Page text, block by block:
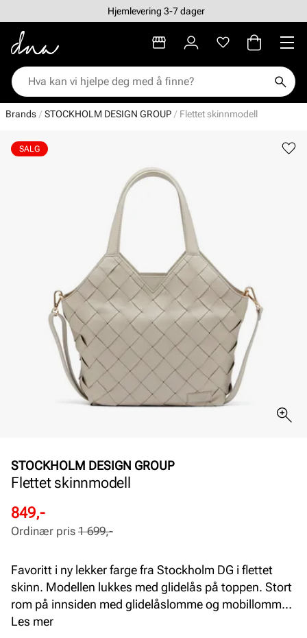
Hjemlevering 3-7 dager
Brands STOCKHOLM DESIGN GROUP Flettet skinnmodell
SALG
STOCKHOLM DESIGN GROUP
Flettet skinnmodell
Rabattert
pris
849,-
Ordinær
pris
Ordinær pris 1 699,-
Favoritt i ny lekker farge fra Stockholm DG i flettet
skinn. Modellen lukkes med glidelås på toppen. Stort
rom på innsiden med glidelåslomme og mobillomme.
Justerbar og avtagbar skulderrem følger med.
Les mer